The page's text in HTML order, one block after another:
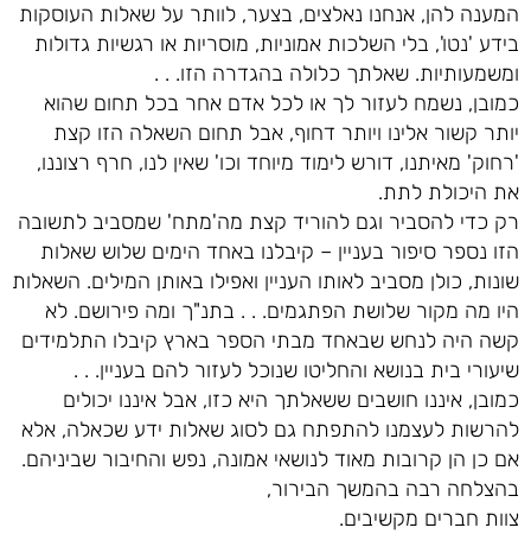
המענה להן, אנחנו נאלצים, בצער, לוותר על שאלות העוסקות
בידע 'נטו', בלי השלכות אמוניות, מוסריות או רגשיות גדולות
ומשמעותיות. שאלתך כלולה בהגדרה הזו. . .
כמובן, נשמח לעזור לך או לכל אדם אחר בכל תחום שהוא
יותר קשור אלינו ויותר דחוף, אבל תחום השאלה הזו קצת
'רחוק' מאיתנו, דורש לימוד מיוחד וכו' שאין לנו, חרף רצוננו,
את היכולת לתת.
רק כדי להסביר וגם להוריד קצת מה'מתח' שמסביב לתשובה
הזו נספר סיפור בעניין – קיבלנו באחד הימים שלוש שאלות
שונות, כולן מסביב לאותו העניין ואפילו באותן המילים. השאלות
היו מה מקור שלושת הפתגמים. . . בתנ"ך ומה פירושם. לא
קשה היה לנחש שבאחד מבתי הספר בארץ קיבלו התלמידים
שיעורי בית בנושא והחליטו שנוכל לעזור להם בעניין. . .
כמובן, איננו חושבים ששאלתך היא כזו, אבל איננו יכולים
להרשות לעצמנו להתפתח גם לסוג שאלות ידע שכאלה, אלא
אם כן הן קרובות מאוד לנושאי אמונה, נפש והחיבור שביניהם.
בהצלחה רבה בהמשך הבירור,
צוות חברים מקשיבים.